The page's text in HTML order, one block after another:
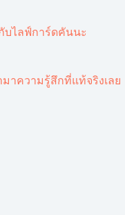
บไลฟ์การ์ดคันนะ